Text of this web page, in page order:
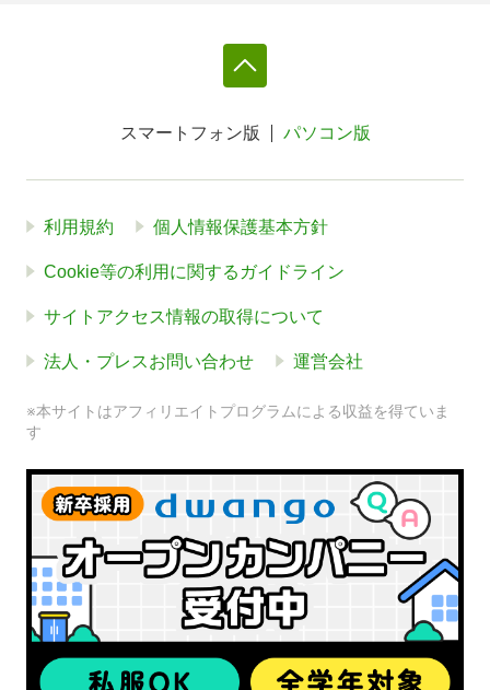
スマートフォン版 パソコン版
利用規約 個人情報保護基本方針
Cookie等の利用に関するガイドライン
サイトアクセス情報の取得について
法人・プレスお問い合わせ 運営会社
※本サイトはアフィリエイトプログラムによる収益を得ていま
す